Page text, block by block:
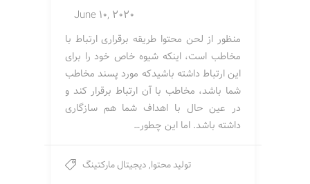
June 10, 2020
منظور از لحن محتوا طریقه برقراری ارتباط با
مخاطب است، اینکه شیوه خاص خود را برای
این ارتباط داشته باشیدکه مورد پسند مخاطب
شما باشد، مخاطب با آن ارتباط برقرار کند و
در عین حال با اهداف شما هم سازگاری
داشته باشد. اما این چطور…
تولید محتوا, دیجیتال مارکتینگ